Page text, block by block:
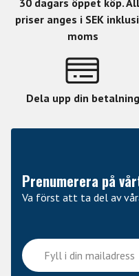
Damping pad: -6dB
SPL)
3-pin XLR-kontakt
Dimensioner 64 x 145
Vikt: 445 g
30 dagars öppet köp.
priser anges i SEK
moms
Dela upp din betalning
Prenumerera på
Va först att ta del av